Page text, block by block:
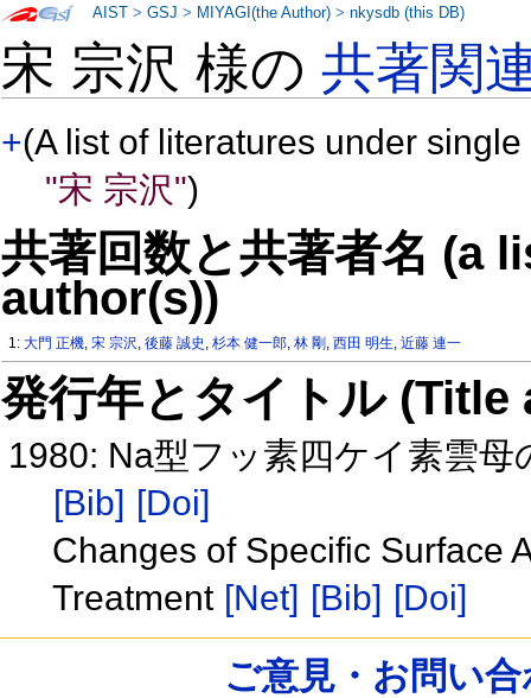
宋 宗沢 様の共著関
+(A list of literatures under
"宋 宗沢")
共著回数と共著者名 (a
author(s))
1:大門 正機,宋 宗沢,後藤 誠史 ,杉本 健一郎,林 剛 ,西田 明生,近藤 連一
発行年とタイトル
1980: Na型フッ素四ケイ素雲
[Bib] [Doi]
Changes of Specific Surface
Treatment [Net] [Bib] [Doi]
AIST >GSJ > MIYAGI(the Author) >nkysdb (this DB)
ご意見・お問い